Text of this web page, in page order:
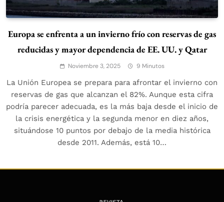
Europa se enfrenta a un invierno frío con reservas de gas
reducidas y mayor dependencia de EE. UU. y Qatar
Noviembre 3, 2025 9 Minutos
La Unión Europea se prepara para afrontar el invierno con
reservas de gas que alcanzan el 82%. Aunque esta cifra
podría parecer adecuada, es la más baja desde el inicio de
la crisis energética y la segunda menor en diez años,
situándose 10 puntos por debajo de la media histórica
desde 2011. Además, está 10…